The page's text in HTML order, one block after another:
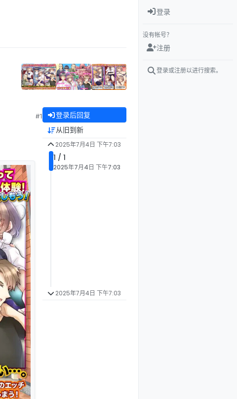
#1 登录后回复
从旧到新
2025年7月4日 下午7:03
1 / 1
2025年7月4日 下午7:03
2025年7月4日 下午7:03
登录
没有帐号？
注册
登录或注册以进行搜索。